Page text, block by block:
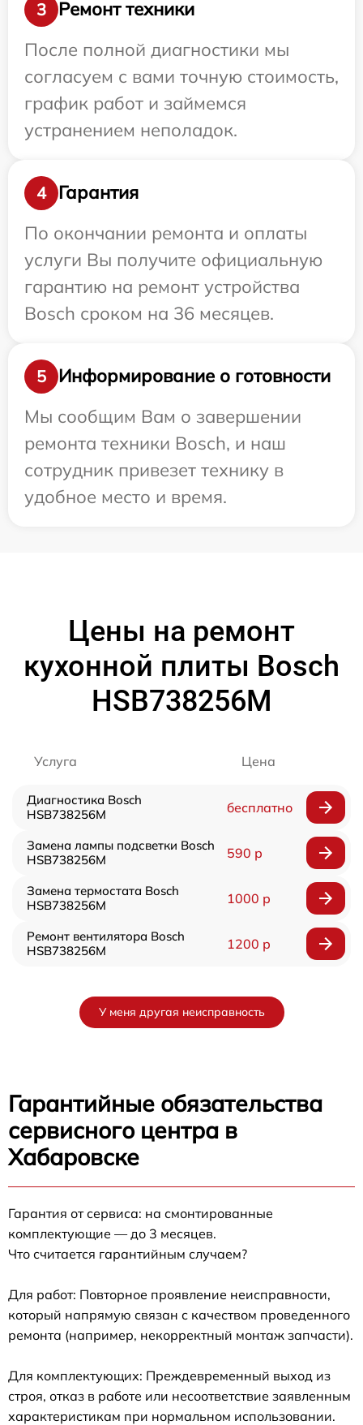
3
Ремонт техники
После полной диагностики мы
согласуем с вами точную стоимость,
график работ и займемся
устранением неполадок.
4
Гарантия
По окончании ремонта и оплаты
услуги Вы получите официальную
гарантию на ремонт устройства
Bosch сроком на 36 месяцев.
5
Информирование о готовности
Мы сообщим Вам о завершении
ремонта техники Bosch, и наш
сотрудник привезет технику в
удобное место и время.
Цены на ремонт
кухонной плиты Bosch
HSB738256M
Услуга Цена
Диагностика Bosch
HSB738256M
бесплатно
Замена лампы подсветки Bosch
HSB738256M
590 р
Замена термостата Bosch
HSB738256M
1000 р
Ремонт вентилятора Bosch
HSB738256M
1200 р
У меня другая неисправность
Гарантийные обязательства
сервисного центра в
Хабаровске
Гарантия от сервиса: на смонтированные
комплектующие — до 3 месяцев.
Что считается гарантийным случаем?
Для работ: Повторное проявление неисправности,
который напрямую связан с качеством проведенного
ремонта (например, некорректный монтаж запчасти).
Для комплектующих: Преждевременный выход из
строя, отказ в работе или несоответствие заявленным
характеристикам при нормальном использовании.